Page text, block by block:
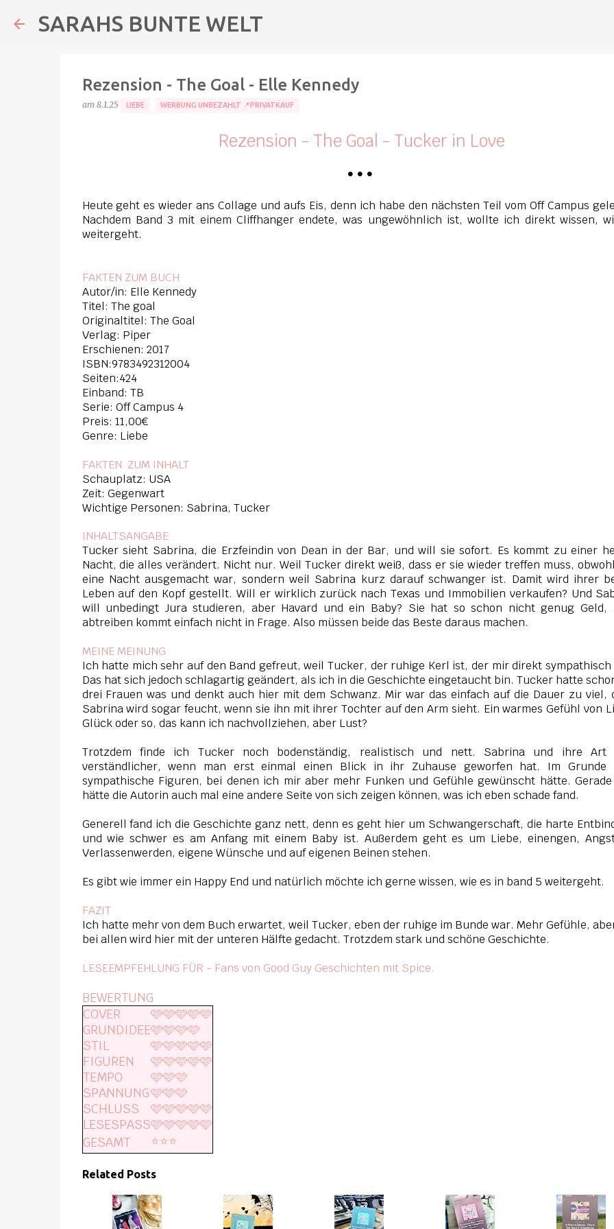
SARAHS BUNTE WELT
Rezension - The Goal - Elle Kennedy
am 8.1.25 LIEBE WERBUNG UNBEZAHLT 📍PRIVATKAUF
Rezension - The Goal - Tucker in Love
• • •
Heute geht es wieder ans Collage und aufs Eis, denn ich habe den nächsten Teil vom Off Campus
Nachdem Band 3 mit einem Cliffhanger endete, was ungewöhnlich ist, wollte ich direkt wissen,
weitergeht.
FAKTEN ZUM BUCH
Autor/in: Elle Kennedy
Titel: The goal
Originaltitel: The Goal
Verlag: Piper
Erschienen: 2017
ISBN:9783492312004
Seiten:424
Einband: TB
Serie: Off Campus 4
Preis: 11,00€
Genre: Liebe
FAKTEN ZUM INHALT
Schauplatz: USA
Zeit: Gegenwart
Wichtige Personen: Sabrina, Tucker
INHALTSANGABE
Tucker sieht Sabrina, die Erzfeindin von Dean in der Bar, und will sie sofort. Es kommt zu einer
Nacht, die alles verändert. Nicht nur. Weil Tucker direkt weiß, dass er sie wieder treffen muss,
eine Nacht ausgemacht war, sondern weil Sabrina kurz darauf schwanger ist. Damit wird ihrer
Leben auf den Kopf gestellt. Will er wirklich zurück nach Texas und Immobilien verkaufen? Und
will unbedingt Jura studieren, aber Havard und ein Baby? Sie hat so schon nicht genug Geld,
abtreiben kommt einfach nicht in Frage. Also müssen beide das Beste daraus machen.
MEINE MEINUNG
Ich hatte mich sehr auf den Band gefreut, weil Tucker, der ruhige Kerl ist, der mir direkt sympathisch
Das hat sich jedoch schlagartig geändert, als ich in die Geschichte eingetaucht bin. Tucker hatte
drei Frauen was und denkt auch hier mit dem Schwanz. Mir war das einfach auf die Dauer zu viel,
Sabrina wird sogar feucht, wenn sie ihn mit ihrer Tochter auf den Arm sieht. Ein warmes Gefühl von
Glück oder so, das kann ich nachvollziehen, aber Lust?
Trotzdem finde ich Tucker noch bodenständig, realistisch und nett. Sabrina und ihre Art
verständlicher, wenn man erst einmal einen Blick in ihr Zuhause geworfen hat. Im Grunde
sympathische Figuren, bei denen ich mir aber mehr Funken und Gefühle gewünscht hätte.
hätte die Autorin auch mal eine andere Seite von sich zeigen können, was ich eben schade fand.
Generell fand ich die Geschichte ganz nett, denn es geht hier um Schwangerschaft, die harte
und wie schwer es am Anfang mit einem Baby ist. Außerdem geht es um Liebe, einengen,
Verlassenwerden, eigene Wünsche und auf eigenen Beinen stehen.
Es gibt wie immer ein Happy End und natürlich möchte ich gerne wissen, wie es in band 5 weitergeht.
FAZIT
Ich hatte mehr von dem Buch erwartet, weil Tucker, eben der ruhige im Bunde war. Mehr Gefühle,
bei allen wird hier mit der unteren Hälfte gedacht. Trotzdem stark und schöne Geschichte.
LESEEMPFEHLUNG FÜR - Fans von Good Guy Geschichten mit Spice.
BEWERTUNG
COVER
🩷🩷🩷🩷🩷
GRUNDIDEE🩷🩷🩷🩷
STIL
🩷🩷🩷🩷🩷
FIGUREN
🩷🩷🩷🩷🩷
TEMPO
🩷🩷🩷
SPANNUNG🩷🩷🩷
SCHLUSS
🩷🩷🩷🩷🩷
LESESPASS🩷🩷🩷🩷🩷
GESAMT
⭐️⭐️⭐️
Related Posts